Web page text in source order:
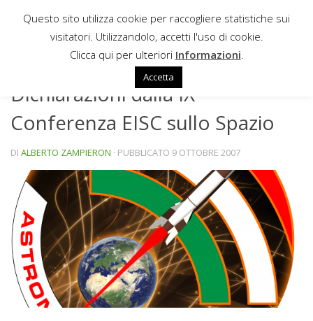
Sotto il contenuto
Dichiarazioni dalla IX
Conferenza EISC sullo Spazio
DI ALBERTO ZAMPIERON · PUBBLICATO 9 OTTOBRE 2007
Questo sito utilizza cookie per raccogliere statistiche sui
visitatori. Utilizzandolo, accetti l'uso di cookie.
Clicca qui per ulteriori Informazioni
Accetta